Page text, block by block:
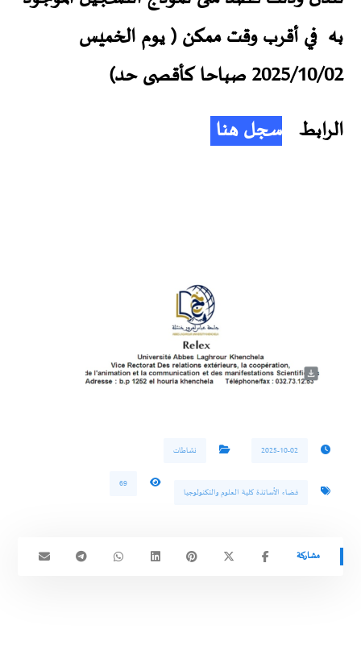
به في أقرب وقت ممكن ( يوم الخميس
2025/10/02 صباحا كأقصى حد)
الرابطسجل هنا
2025-10-02 نشاطات
فضاء الأساتذة كلية العلوم والتكنولوجيا
69